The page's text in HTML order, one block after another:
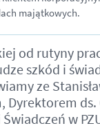
majątkowych.
od rutyny
szkód i
ze
Dyrektorem ds.
w